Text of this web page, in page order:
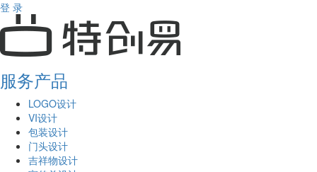
登 录
服务产品
LOGO设计
VI设计
包装设计
门头设计
吉祥物设计